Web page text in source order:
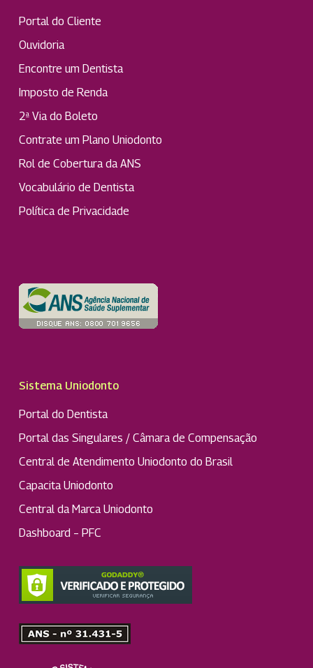
Portal do Cliente
Ouvidoria
Encontre um Dentista
Imposto de Renda
2ª Via do Boleto
Contrate um Plano Uniodonto
Rol de Cobertura da ANS
Vocabulário de Dentista
Política de Privacidade
Sistema Uniodonto
Portal do Dentista
Portal das Singulares / Câmara de Compensação
Central de Atendimento Uniodonto do Brasil
Capacita Uniodonto
Central da Marca Uniodonto
Dashboard – PFC